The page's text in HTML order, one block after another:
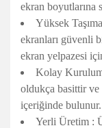
ekran boyutlarına
Yüksek
ekranları güvenli
ekran yelpazesi
Kolay
oldukça basittir ve
içeriğinde bulunur.
Yerli Üretim :